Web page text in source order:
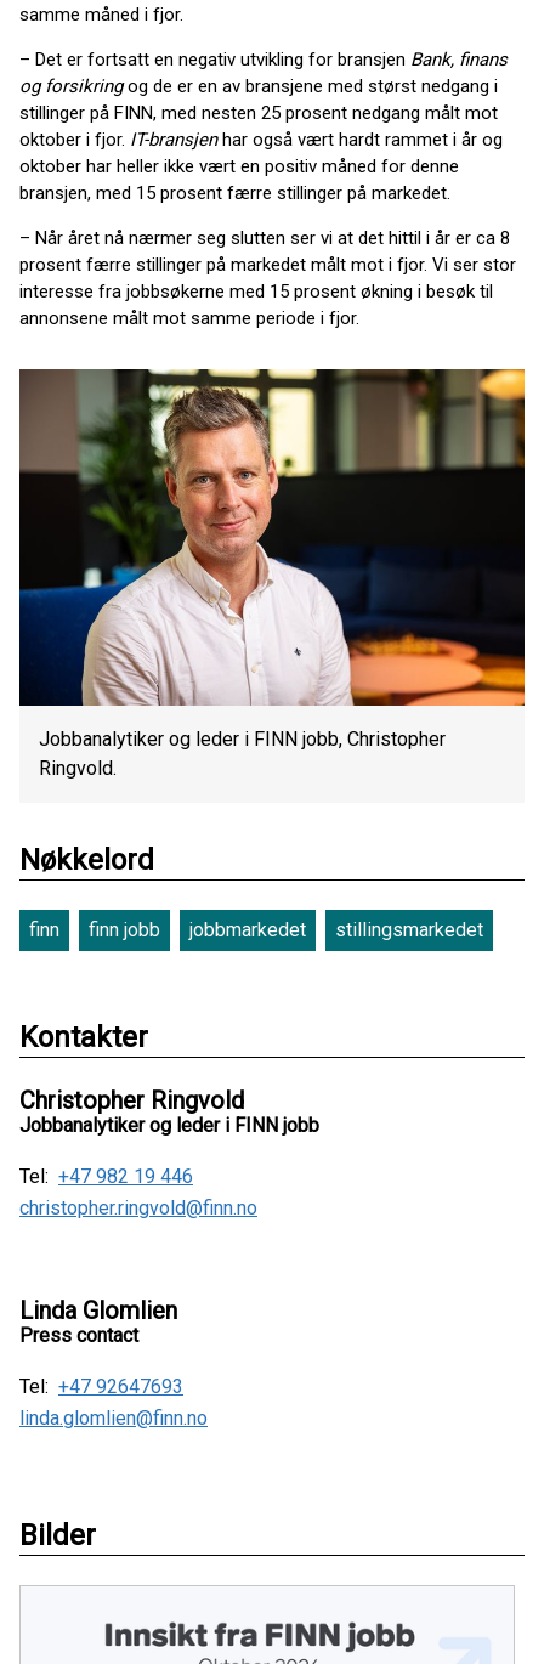
samme måned i fjor.
– Det er fortsatt en negativ utvikling for bransjen Bank, finans
og forsikringog de er en av bransjene med størst nedgang i
stillinger på FINN, med nesten 25 prosent nedgang målt mot
oktober i fjor. IT-bransjenhar også vært hardt rammet i år og
oktober har heller ikke vært en positiv måned for denne
bransjen, med 15 prosent færre stillinger på markedet.
– Når året nå nærmer seg slutten ser vi at det hittil i år er ca 8
prosent færre stillinger på markedet målt mot i fjor. Vi ser stor
interesse fra jobbsøkerne med 15 prosent økning i besøk til
annonsene målt mot samme periode i fjor.
Jobbanalytiker og leder i FINN jobb, Christopher
Ringvold.
Nøkkelord
finn finn jobb jobbmarkedet stillingsmarkedet
Kontakter
Christopher Ringvold
Jobbanalytiker og leder i FINN jobb
Tel: +47 982 19 446
christopher.ringvold@finn.no
Linda Glomlien
Press contact
Tel: +47 92647693
linda.glomlien@finn.no
Bilder